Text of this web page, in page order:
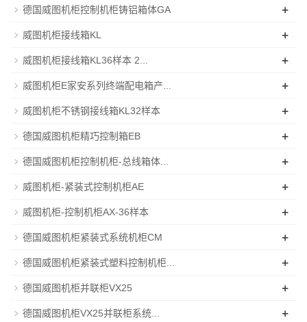
德国威图机柜控制机柜铸铝箱体GA +
威图机柜接线箱KL +
威图机柜接线箱KL36样本 2... +
威图机柜E家安系列终端配电箱产... +
威图机柜不锈钢接线箱KL32样本 +
德国威图机柜精巧控制箱EB +
德国威图机柜控制机柜-总线箱体... +
威图机柜-紧装式控制机柜AE +
威图机柜-控制机柜AX-36样本 +
德国威图机柜紧装式系统机柜CM +
德国威图机柜紧装式塑料控制机柜... +
德国威图机柜并联柜VX25 +
德国威图机柜VX25并联柜系统... +